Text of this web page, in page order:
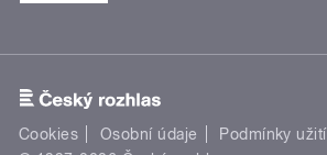
Cookies Osobní údaje Podmínky užití